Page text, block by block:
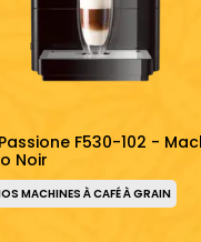
F530-102 -
Noir
MACHINES À CAFÉ À GRAIN